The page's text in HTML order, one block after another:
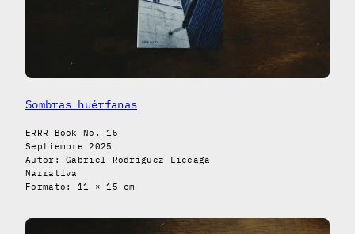
Sombras huérfanas
ERRR Book No. 15
Septiembre 2025
Autor: Gabriel Rodríguez Liceaga
Narrativa
Formato: 11 × 15 cm